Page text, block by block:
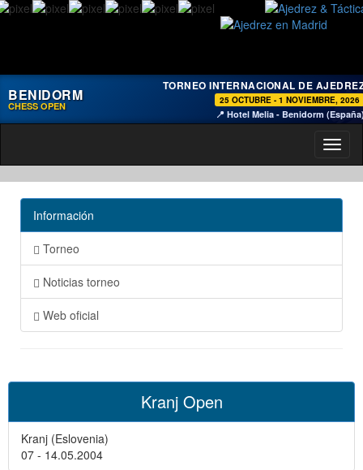
BENIDORM
CHESS OPEN
TORNEO INTERNACIONAL DE
25 OCTUBRE - 1 NOVIEMBRE, 2026
📍 Hotel Melia - Benidorm
Información
Torneo
Noticias torneo
Web oficial
Kranj Open
Kranj (Eslovenia)
07 - 14.05.2004